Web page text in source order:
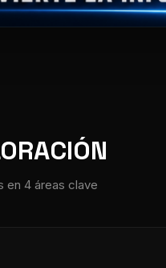
en 4 áreas clave